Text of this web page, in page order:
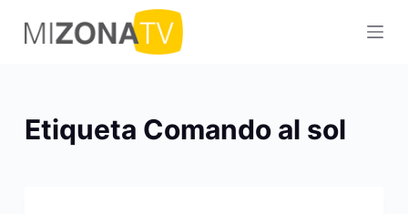
S
a
aEtiqueta Comando al sol